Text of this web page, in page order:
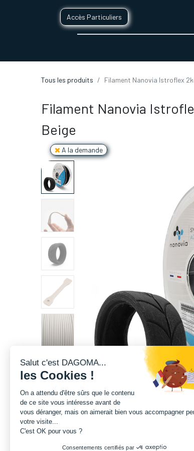
Accès Particuliers
Tous les produits Filament Nanovia Istroflex
Filament Nanovia
Beige
A la demande
Salut c'est DAGOMA...
les Cookies !
On a attendu d'être sûrs que le contenu
de ce site vous intéresse avant de
vous déranger, mais on aimerait bien vous accompagner
votre visite...
C'est OK pour vous ?
Consentements certifiés par